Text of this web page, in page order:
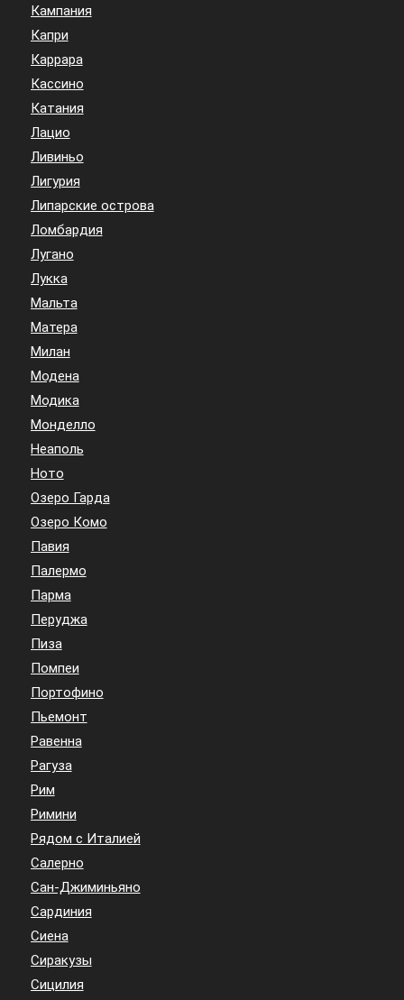
Кампания
Капри
Каррара
Кассино
Катания
Лацио
Ливиньо
Лигурия
Липарские острова
Ломбардия
Лугано
Лукка
Мальта
Матера
Милан
Модена
Модика
Монделло
Неаполь
Ното
Озеро Гарда
Озеро Комо
Павия
Палермо
Парма
Перуджа
Пиза
Помпеи
Портофино
Пьемонт
Равенна
Рагуза
Рим
Римини
Рядом с Италией
Салерно
Сан-Джиминьяно
Сардиния
Сиена
Сиракузы
Сицилия